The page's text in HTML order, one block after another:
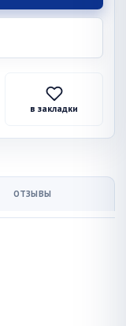
в закладки
ОТЗЫВЫ